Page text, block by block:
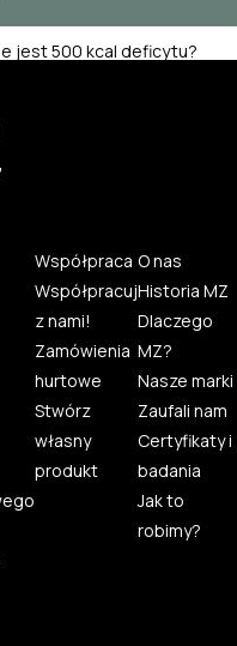
jest 500 kcal deficytu?
Współpraca
Współpracuj
z nami!
Zamówienia
hurtowe
Stwórz
własny
produkt
O nas
Historia MZ
Dlaczego
MZ?
Nasze marki
Zaufali nam
Certyfikaty i
badania
Jak to
robimy?